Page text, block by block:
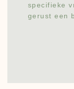
specifieke
gerust een